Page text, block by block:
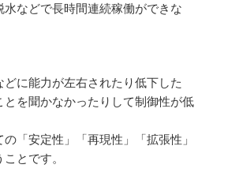
などで長時間連続稼働ができな
どに能力が左右されたり低下した
とを聞かなかったりして制御性が低
「安定性」「再現性」「拡張性」
とです。